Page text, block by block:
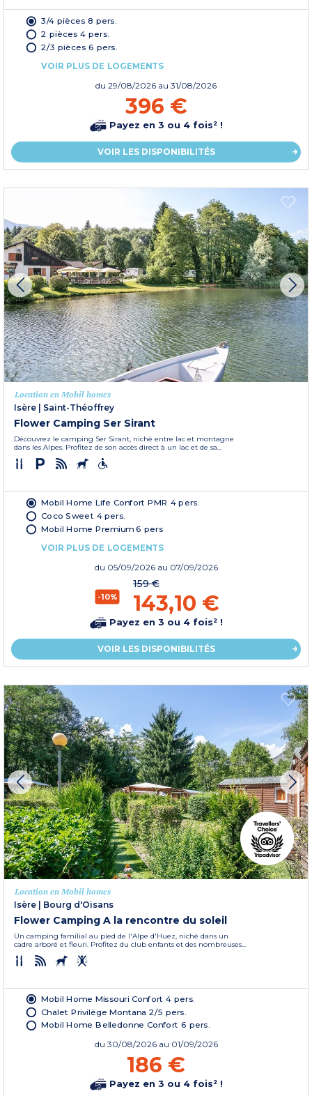
3/4 pièces 8 pers.
2 pièces 4 pers.
2/3 pièces 6 pers.
VOIR PLUS DE LOGEMENTS
du 29/08/2026 au 31/08/2026
396 €
Payez en 3 ou 4 fois² !
VOIR LES DISPONIBILITÉS
Location en Mobil homes
Isère
Saint-Théoffrey
Flower Camping Ser Sirant
Découvrez le camping Ser Sirant, niché entre lac et montagne
dans les Alpes. Profitez de son accès direct à un lac et de sa...
Mobil Home Life Confort PMR 4 pers.
Coco Sweet 4 pers.
Mobil Home Premium 6 pers
VOIR PLUS DE LOGEMENTS
du 05/09/2026 au 07/09/2026
-10%
159 €
143,10 €
Payez en 3 ou 4 fois² !
VOIR LES DISPONIBILITÉS
Location en Mobil homes
Isère
Bourg d'Oisans
Flower Camping A la rencontre du soleil
Un camping familial au pied de l'Alpe d'Huez, niché dans un
cadre arboré et fleuri. Profitez du club enfants et des nombreuses...
Mobil Home Missouri Confort 4 pers.
Chalet Privilège Montana 2/5 pers.
Mobil Home Belledonne Confort 6 pers.
du 30/08/2026 au 01/09/2026
186 €
Payez en 3 ou 4 fois² !